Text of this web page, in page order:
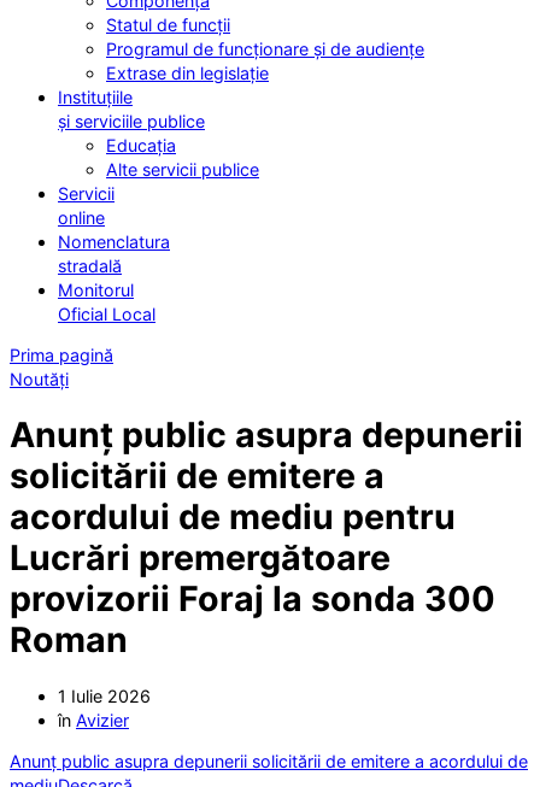
Statul de funcții
Programul de funcționare și de audiențe
Extrase din legislație
Instituțiile
și serviciile publice
Educația
Alte servicii publice
Servicii
online
Nomenclatura
stradală
Monitorul
Oficial Local
Prima pagină
Noutăți
Anunț public asupra depunerii
solicitării de emitere a
acordului de mediu pentru
Lucrări premergătoare
provizorii Foraj la sonda 300
Roman
1 Iulie 2026
în Avizier
Anunț public asupra depunerii solicitării de emitere a acordului de